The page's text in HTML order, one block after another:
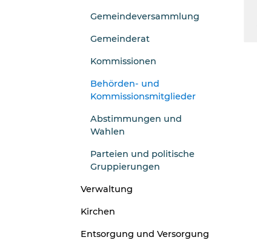
Gemeindeversammlung
Gemeinderat
Kommissionen
Behörden- und
Kommissionsmitglieder
(ausgewählt)
Abstimmungen und
Wahlen
Parteien und politische
Gruppierungen
Verwaltung
Kirchen
Entsorgung und Versorgung